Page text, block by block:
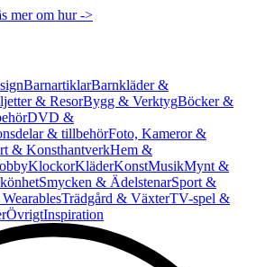
mer om hur ->
BarnartiklarBarnkläder &
& ResorBygg & VerktygBöcker &
DVD &
& tillbehörFoto, Kameror &
& KonsthantverkHem &
KlockorKläderKonstMusikMynt &
Smycken & ÄdelstenarSport &
Trädgård & VäxterTV-spel &
ÖvrigtInspiration